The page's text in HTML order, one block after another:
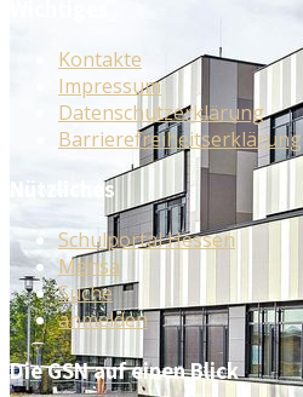
Kontakte
Impressum
Datenschutzerklärung
Barrierefreiheitserklärung
Nützliches
Schulportal Hessen
Mensa
Suche
anmelden
Die GSN auf einen Blick